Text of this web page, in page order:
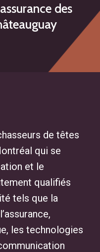
des
de têtes
qui se
et le
qualifiés
tels que la
les technologies